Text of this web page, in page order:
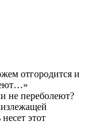
отгородится и
не переболеют?
этот